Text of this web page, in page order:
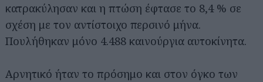
κατρακύλησαν και η πτώση έφτασε το 8,4 % σε
σχέση με τον αντίστοιχο περσινό μήνα.
Πουλήθηκαν μόνο 4.488 καινούργια αυτοκίνητα.
Αρνητικό ήταν το πρόσημο και στον όγκο των